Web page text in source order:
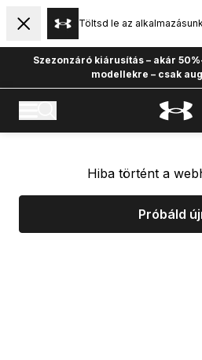
Töltsd le az
Szezonzáró kiárusítás – akár
modellekre – csak
Hiba történt a
Próbáld